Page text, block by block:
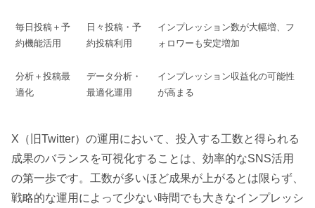
毎日投稿＋予
約機能活用
日々投稿・予
約投稿利用
インプレッション数が大幅増、フ
ォロワーも安定増加
分析＋投稿最
適化
データ分析・
最適化運用
インプレッション収益化の可能性
が高まる
X（旧Twitter）の運用において、投入する工数と得られる
成果のバランスを可視化することは、効率的なSNS活用
の第一歩です。工数が多いほど成果が上がるとは限らず、
戦略的な運用によって少ない時間でも大きなインプレッシ